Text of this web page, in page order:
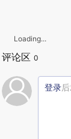
Loading...
评论区 0
登录